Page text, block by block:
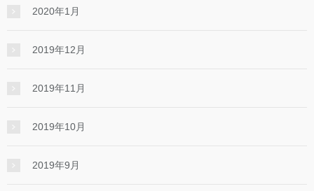
2020年1月
2019年12月
2019年11月
2019年10月
2019年9月